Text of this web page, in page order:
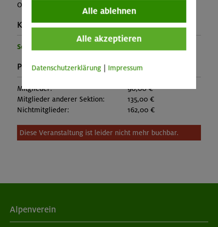
OL-26-0977
Kontakt Veranstalter:
Sektion Oberland
Preise:
Mitglieder:
90,00 €
Mitglieder anderer Sektion:
135,00 €
Nichtmitglieder:
162,00 €
Diese Veranstaltung ist leider nicht mehr buchbar.
Alpenverein
Alle ablehnen
Alle akzeptieren
Datenschutzerklärung Impressum